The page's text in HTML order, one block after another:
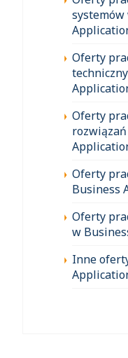
systemów
Oferty
Oferty
Oferty
Business
Oferty
w
Inne